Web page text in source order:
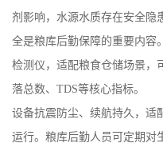
剂影响，水源水质存在安全隐
全是粮库后勤保障的重要内容
检测仪，适配粮食仓储场景，
落总数、TDS等核心指标。
设备抗震防尘、续航持久，适
运行。粮库后勤人员可定期对